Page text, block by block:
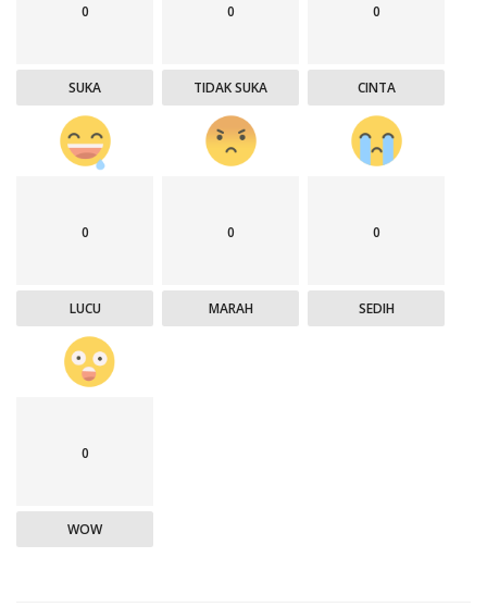
0
SUKA
0
TIDAK SUKA
0
CINTA
0
LUCU
0
MARAH
0
SEDIH
0
WOW